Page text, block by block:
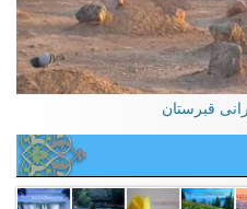
قبرستان